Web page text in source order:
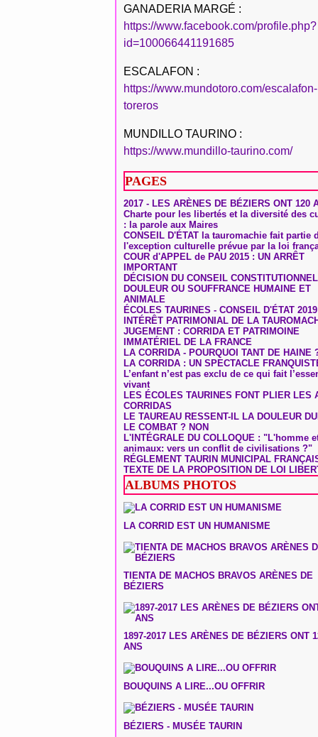
GANADERIA MARGÉ :
https://www.facebook.com/profile.php?
id=100066441191685
ESCALAFON :
https://www.mundotoro.com/escalafon-
toreros
MUNDILLO TAURINO :
https://www.mundillo-taurino.com/
PAGES
2017 - LES ARÈNES DE BÉZIERS ONT 120
Charte pour les libertés et la diversité des
: la parole aux Maires
CONSEIL D'ÉTAT la tauromachie fait partie
l'exception culturelle prévue par la loi
COUR d'APPEL de PAU 2015 : UN ARRÊT
IMPORTANT
DÉCISION DU CONSEIL CONSTITUTIONNEL
DOULEUR OU SOUFFRANCE HUMAINE ET
ANIMALE
ÉCOLES TAURINES - CONSEIL D'ÉTAT 2019
INTÉRÊT PATRIMONIAL DE LA
JUGEMENT : CORRIDA ET PATRIMOINE
IMMATÉRIEL DE LA FRANCE
LA CORRIDA - POURQUOI TANT DE HAINE
LA CORRIDA : UN SPECTACLE
L’enfant n’est pas exclu de ce qui fait
vivant
LES ÉCOLES TAURINES FONT PLIER LES
CORRIDAS
LE TAUREAU RESSENT-IL LA DOULEUR
LE COMBAT ? NON
L'INTÉGRALE DU COLLOQUE : "L'homme
animaux: vers un conflit de civilisations ?"
RÉGLEMENT TAURIN MUNICIPAL
TEXTE DE LA PROPOSITION DE LOI
ALBUMS PHOTOS
LA CORRID EST UN HUMANISME
TIENTA DE MACHOS BRAVOS ARÈNES DE
BÉZIERS
1897-2017 LES ARÈNES DE BÉZIERS ONT
ANS
BOUQUINS A LIRE...OU OFFRIR
BÉZIERS - MUSÉE TAURIN